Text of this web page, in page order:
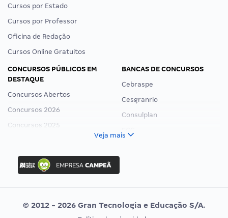
Cursos por Estado
Cursos por Professor
Oficina de Redação
Cursos Online Gratuitos
CONCURSOS PÚBLICOS EM
DESTAQUE
Concursos Abertos
Concursos 2026
Concursos 2025
Concurso Nacional Unificado
Concurso Ibama
Concurso MPU
Editais publicados
BANCAS DE CONCURSOS
Cebraspe
Cesgranrio
Consulplan
Vunesp
Veja mais
© 2012 - 2026 Gran Tecnologia e Educação S/A.